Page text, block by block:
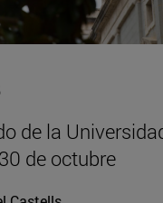
de la
de octubre